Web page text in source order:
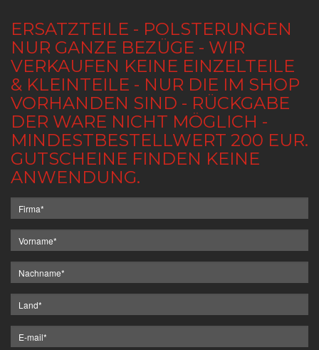
ERSATZTEILE - POLSTERUNGEN
NUR GANZE BEZÜGE - WIR
VERKAUFEN KEINE EINZELTEILE
& KLEINTEILE - NUR DIE IM SHOP
VORHANDEN SIND - RÜCKGABE
DER WARE NICHT MÖGLICH -
MINDESTBESTELLWERT 200 EUR.
GUTSCHEINE FINDEN KEINE
ANWENDUNG.